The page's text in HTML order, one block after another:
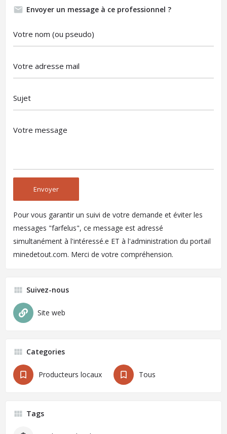
Envoyer un message à ce professionnel ?
Pour vous garantir un suivi de votre demande et éviter les
messages "farfelus", ce message est adressé
simultanément à l'intéressé.e ET à l'administration du portail
minedetout.com. Merci de votre compréhension.
Suivez-nous
Site web
Categories
Producteurs locaux Tous
Tags